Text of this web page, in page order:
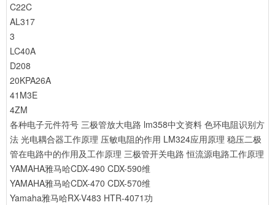
C22C
AL317
3
LC40A
D208
20KPA26A
41M3E
4ZM
各种电子元件符号 三极管放大电路 lm358中文资料 色环电阻识别方
法 光电耦合器工作原理 压敏电阻的作用 LM324应用原理 稳压二极
管在电路中的作用及工作原理 三极管开关电路 恒流源电路工作原理
YAMAHA雅马哈CDX-490 CDX-590维
YAMAHA雅马哈CDX-470 CDX-570维
Yamaha雅马哈RX-V483 HTR-4071功